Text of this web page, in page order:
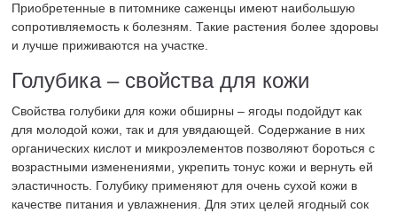
Приобретенные в питомнике саженцы имеют наибольшую
сопротивляемость к болезням. Такие растения более здоровы
и лучше приживаются на участке.
Голубика – свойства для кожи
Свойства голубики для кожи обширны – ягоды подойдут как
для молодой кожи, так и для увядающей. Содержание в них
органических кислот и микроэлементов позволяют бороться с
возрастными изменениями, укрепить тонус кожи и вернуть ей
эластичность. Голубику применяют для очень сухой кожи в
качестве питания и увлажнения. Для этих целей ягодный сок